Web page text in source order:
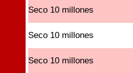
Seco 10 millones
Seco 10 millones
Seco 10 millones